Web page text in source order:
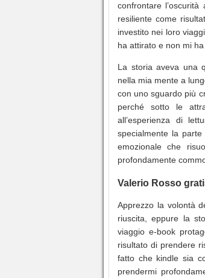
confrontare
resiliente come
investito nei loro
ha attirato e non mi
La storia aveva una
nella mia mente a
con uno sguardo più
perché sotto le
all’esperienza di
specialmente la
emozionale che
profondamente
Valerio Rosso
Apprezzo la volontà
riuscita, eppure la
viaggio e-book
risultato di prendere
fatto che kindle sia
prendermi